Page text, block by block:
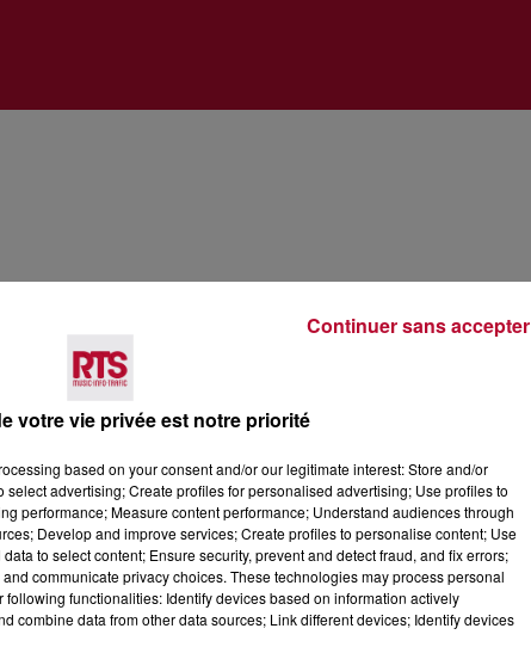
4 août 2026
FÊTE DE LA POLYNÉSIE À
votre vie privée est notre priorité
based on your consent and/or our legitimate interest: Store and/or
advertising; Create profiles for personalised advertising; Use profiles to
performance; Measure content performance; Understand audiences through
Develop and improve services; Create profiles to personalise content; Use
to select content; Ensure security, prevent and detect fraud, and fix errors;
communicate privacy choices. These technologies may process personal
functionalities: Identify devices based on information actively
combine data from other data sources; Link different devices; Identify devices
Continuer sans accepter